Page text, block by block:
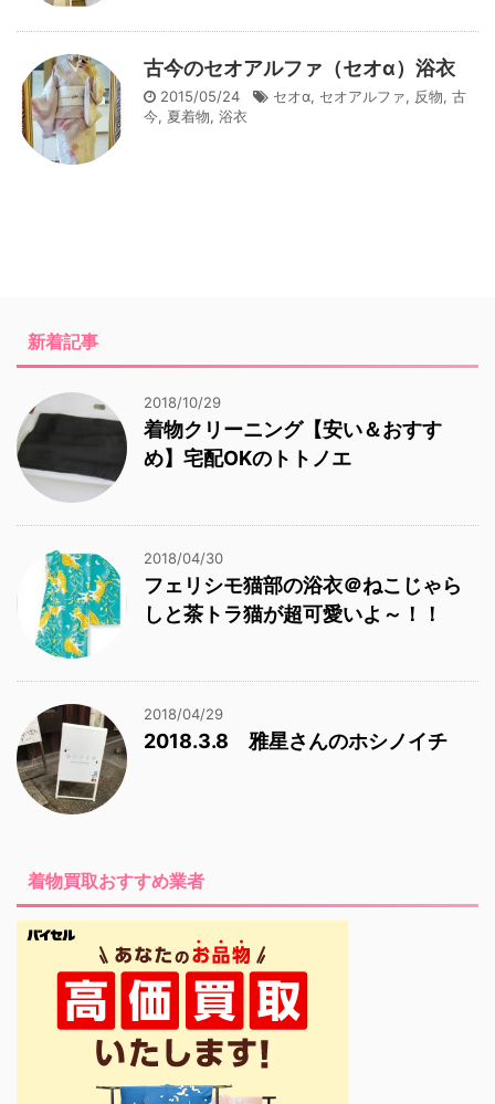
古今のセオアルファ（セオα）浴衣
2015/05/24 セオα, セオアルファ, 反物, 古
今, 夏着物, 浴衣
新着記事
2018/10/29
着物クリーニング【安い＆おすす
め】宅配OKのトトノエ
2018/04/30
フェリシモ猫部の浴衣＠ねこじゃら
しと茶トラ猫が超可愛いよ～！！
2018/04/29
2018.3.8 雅星さんのホシノイチ
着物買取おすすめ業者